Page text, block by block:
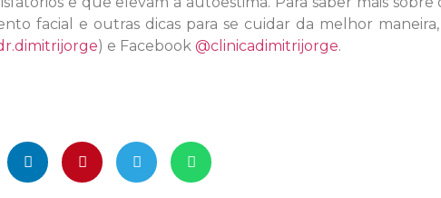
facial e outras dicas para se cuidar da melhor maneira,
) e Facebook @clinicadimitrijorge.